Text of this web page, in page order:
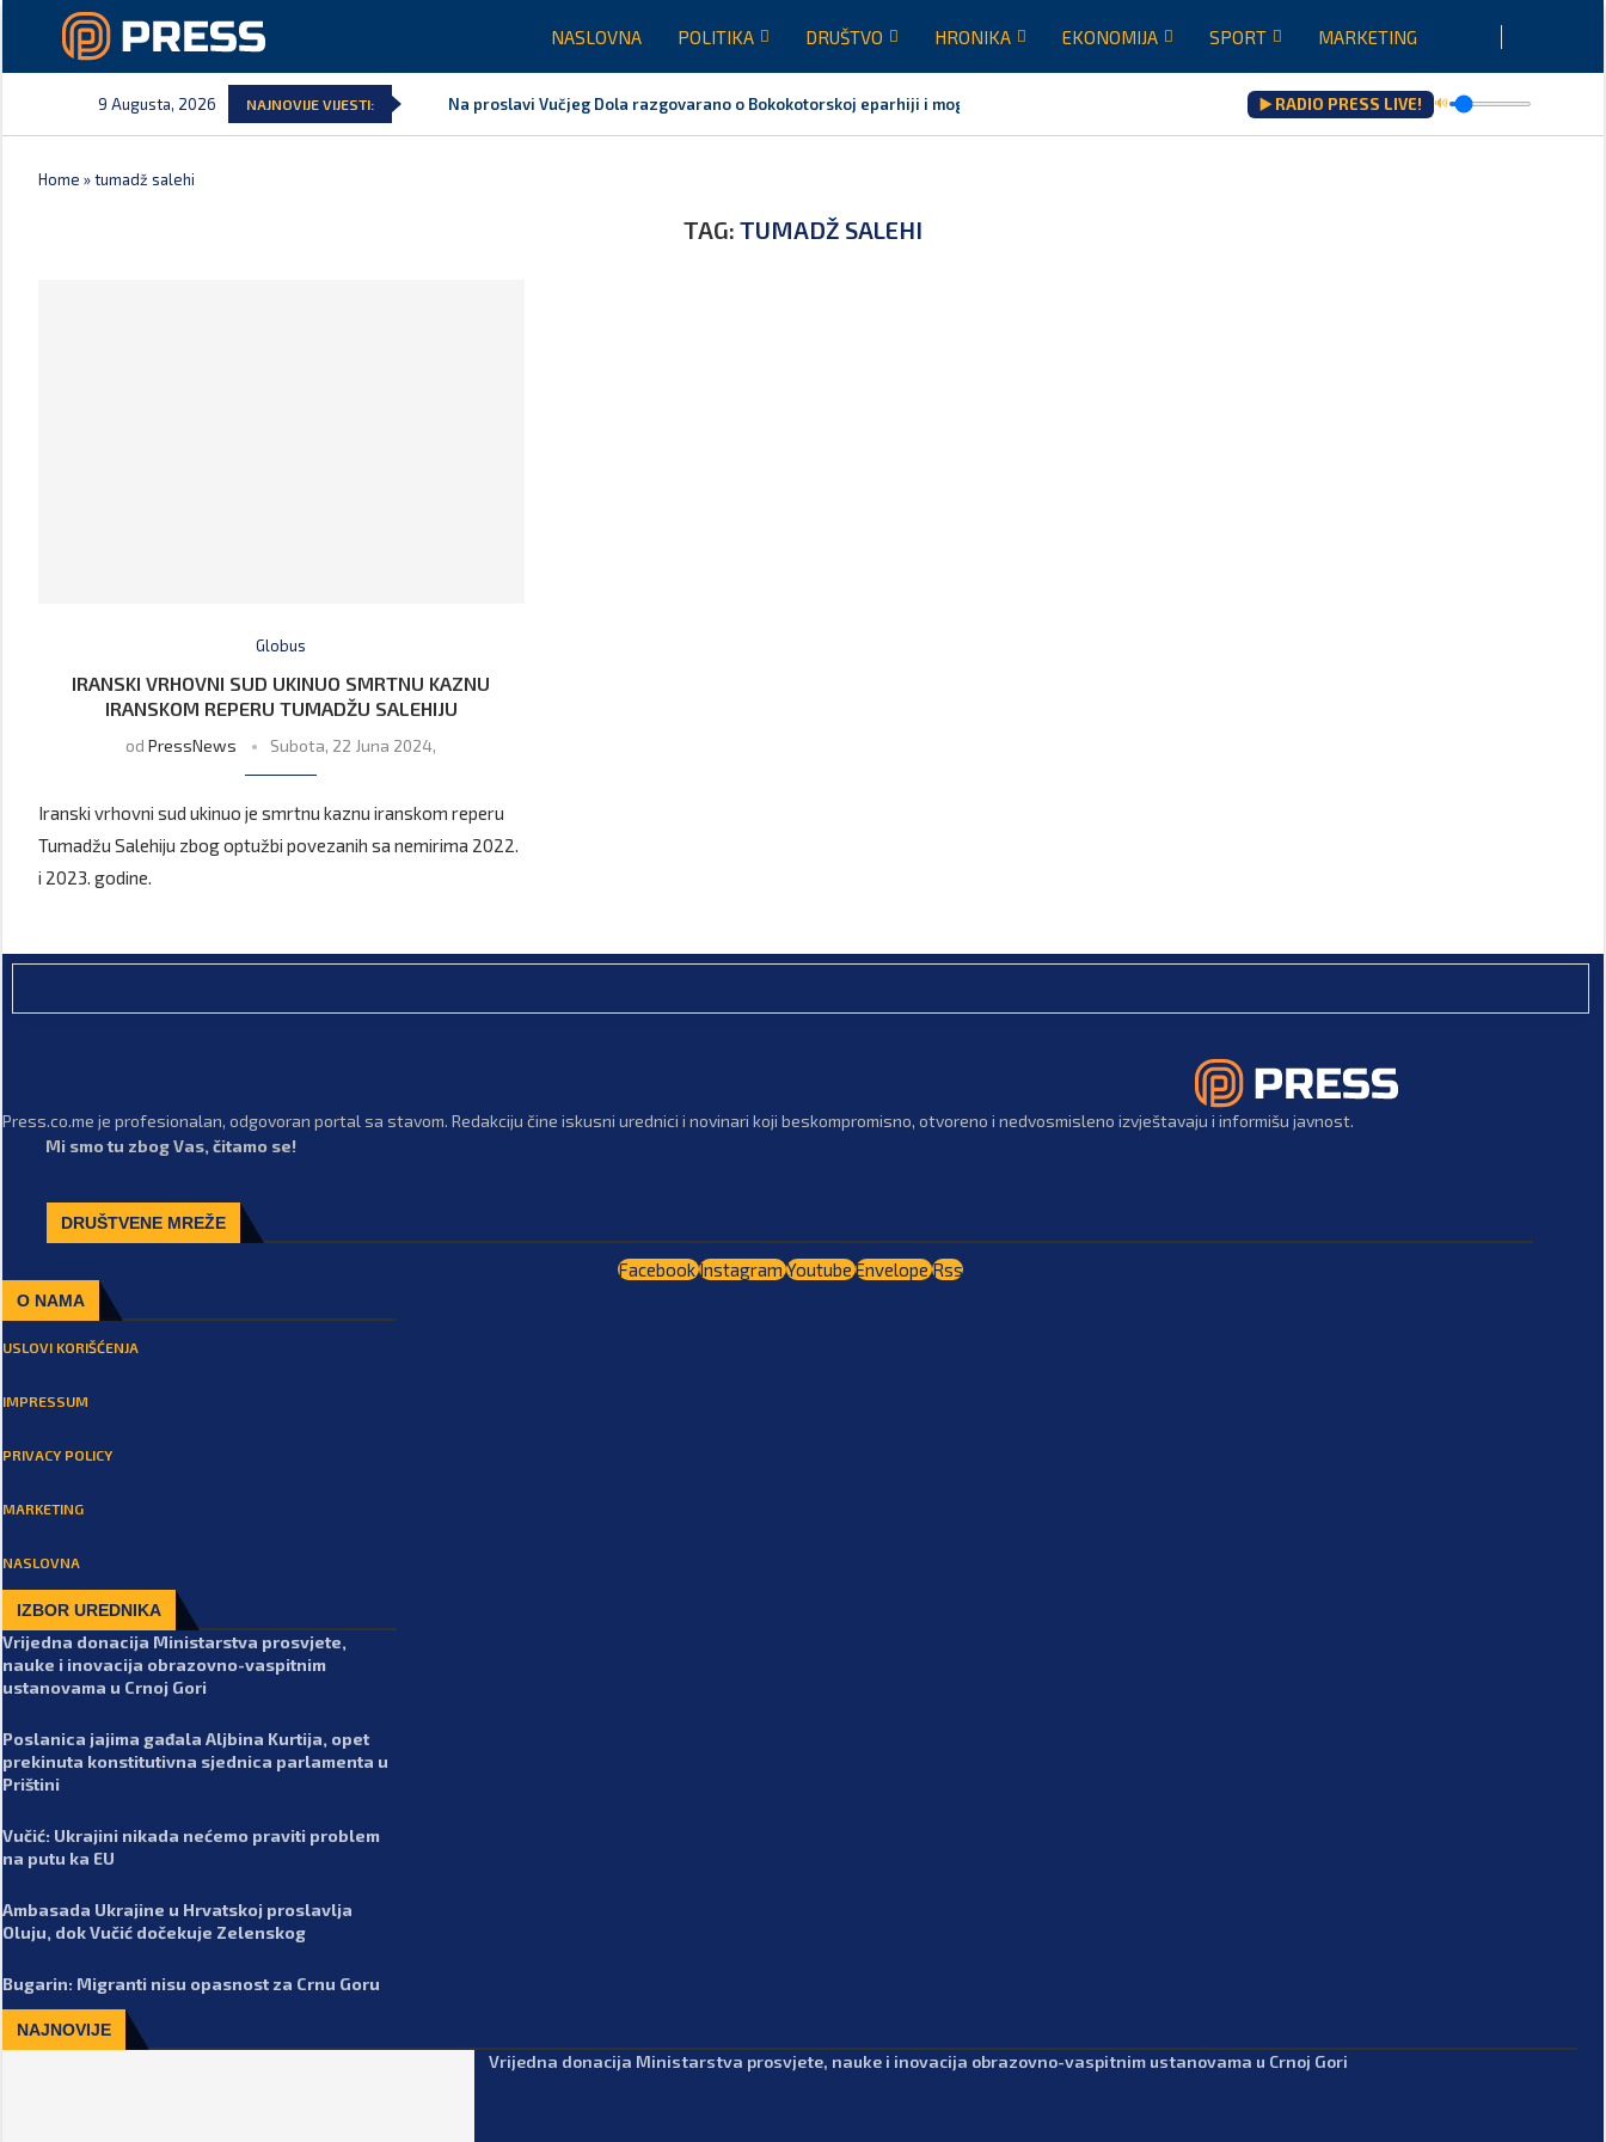
NASLOVNA POLITIKA DRUŠTVO HRONIKA EKONOMIJA SPORT MARKETING
9 Augusta, 2026 NAJNOVIJE VIJESTI: Na proslavi Vučjeg Dola razgovarano o Bokokotorskoj eparhiji i mogućem razrješenju... ▶️ RADIO PRESS LIVE! 🔊
Home »tumadž salehi
TAG: TUMADŽ SALEHI
Globus
IRANSKI VRHOVNI SUD UKINUO SMRTNU KAZNU
IRANSKOM REPERU TUMADŽU SALEHIJU
odPressNews Subota, 22 Juna 2024,
Iranski vrhovni sud ukinuo je smrtnu kaznu iranskom reperu
Tumadžu Salehiju zbog optužbi povezanih sa nemirima 2022.
i 2023. godine.
Press.co.me je profesionalan, odgovoran portal sa stavom. Redakciju čine iskusni urednici i novinari koji beskompromisno, otvoreno i nedvosmisleno izvještavaju i informišu javnost.
Mi smo tu zbog Vas, čitamo se!
DRUŠTVENE MREŽE
FacebookInstagramYoutubeEnvelopeRss
O NAMA
USLOVI KORIŠĆENJA
IMPRESSUM
PRIVACY POLICY
MARKETING
NASLOVNA
IZBOR UREDNIKA
Vrijedna donacija Ministarstva prosvjete,
nauke i inovacija obrazovno-vaspitnim
ustanovama u Crnoj Gori
Poslanica jajima gađala Aljbina Kurtija, opet
prekinuta konstitutivna sjednica parlamenta u
Prištini
Vučić: Ukrajini nikada nećemo praviti problem
na putu ka EU
Ambasada Ukrajine u Hrvatskoj proslavlja
Oluju, dok Vučić dočekuje Zelenskog
Bugarin: Migranti nisu opasnost za Crnu Goru
NAJNOVIJE
Vrijedna donacija Ministarstva prosvjete, nauke i inovacija obrazovno-vaspitnim ustanovama u Crnoj Gori